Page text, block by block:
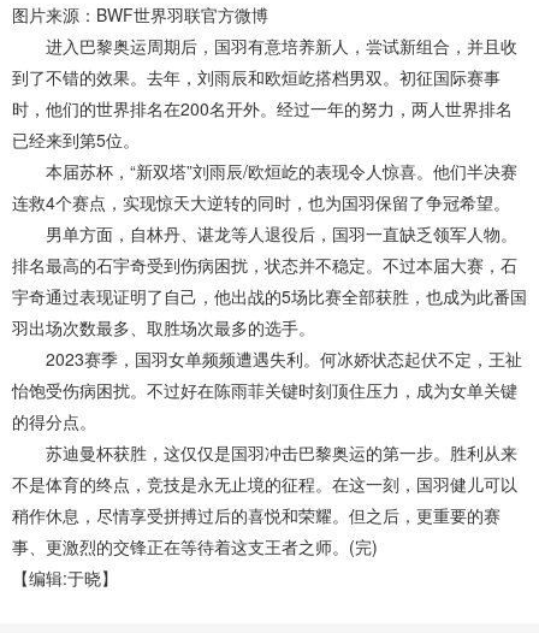
图片来源：BWF世界羽联官方微博
进入巴黎奥运周期后，国羽有意培养新人，尝试新组合，并且收
到了不错的效果。去年，刘雨辰和欧烜屹搭档男双。初征国际赛事
时，他们的世界排名在200名开外。经过一年的努力，两人世界排名
已经来到第5位。
本届苏杯，“新双塔”刘雨辰/欧烜屹的表现令人惊喜。他们半决赛
连救4个赛点，实现惊天大逆转的同时，也为国羽保留了争冠希望。
男单方面，自林丹、谌龙等人退役后，国羽一直缺乏领军人物。
排名最高的石宇奇受到伤病困扰，状态并不稳定。不过本届大赛，石
宇奇通过表现证明了自己，他出战的5场比赛全部获胜，也成为此番国
羽出场次数最多、取胜场次最多的选手。
2023赛季，国羽女单频频遭遇失利。何冰娇状态起伏不定，王祉
怡饱受伤病困扰。不过好在陈雨菲关键时刻顶住压力，成为女单关键
的得分点。
苏迪曼杯获胜，这仅仅是国羽冲击巴黎奥运的第一步。胜利从来
不是体育的终点，竞技是永无止境的征程。在这一刻，国羽健儿可以
稍作休息，尽情享受拼搏过后的喜悦和荣耀。但之后，更重要的赛
事、更激烈的交锋正在等待着这支王者之师。(完)
【编辑:于晓】